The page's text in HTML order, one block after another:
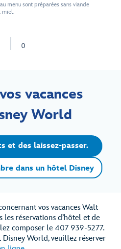
menu sont préparées sans viande
miel.
0
vacances
World
et des laissez-passer.
dans un hôtel Disney
vos vacances Walt
les réservations d’hôtel et de
composer le 407 939-5277.
World, veuillez réserver